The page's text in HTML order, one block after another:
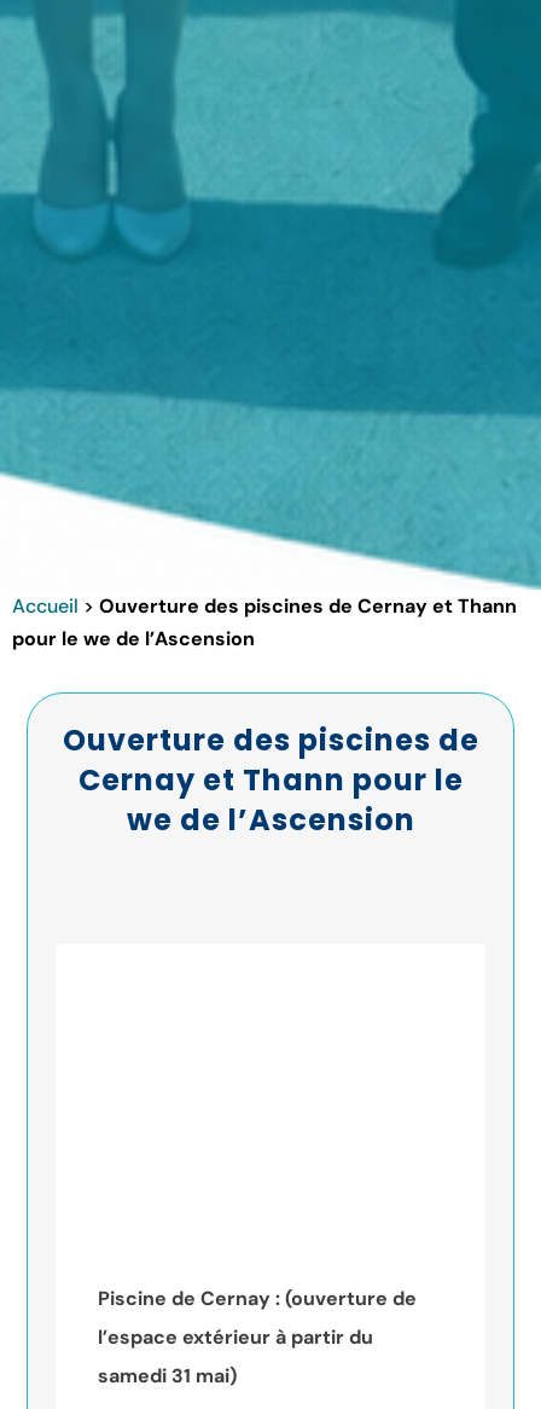
Accueil > Ouverture des piscines de Cernay et Thann
pour le we de l’Ascension
Ouverture des piscines de
Cernay et Thann pour le
we de l’Ascension
Piscine de Cernay : (ouverture de
l’espace extérieur à partir du
samedi 31 mai)